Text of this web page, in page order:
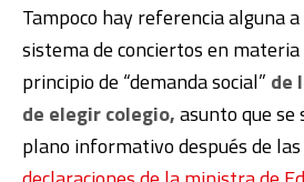
Tampoco hay referencia alguna
sistema de conciertos en
principio de “demanda social” de
de elegir colegio,asunto que
plano informativo después de las